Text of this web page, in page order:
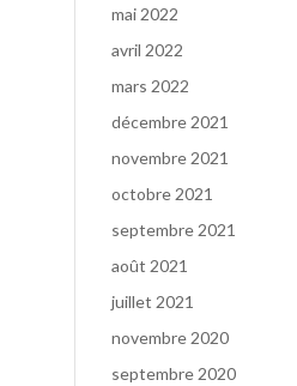
mai 2022
avril 2022
mars 2022
décembre 2021
novembre 2021
octobre 2021
septembre 2021
août 2021
juillet 2021
novembre 2020
septembre 2020